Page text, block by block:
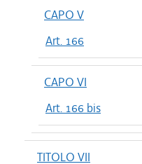
CAPO V
Art. 166
CAPO VI
Art. 166 bis
TITOLO VII